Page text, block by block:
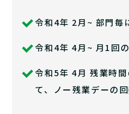
令和4年 2月~ 部門毎
令和4年 4月~ 月1回
令和5年 4月 残業時
て、ノー残業デーの